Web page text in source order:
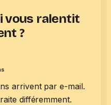
vous ralentit
?
arrivent par e-mail.
différemment.